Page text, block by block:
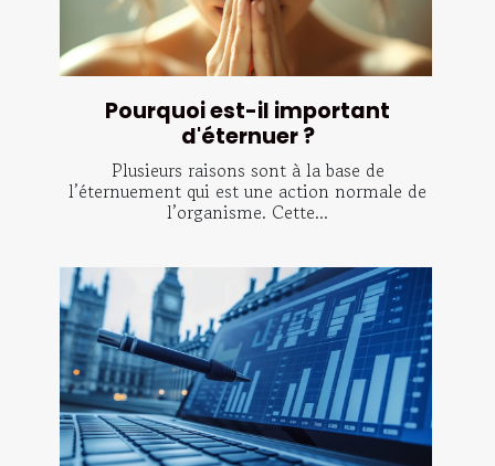
Pourquoi est-il important
d'éternuer ?
Plusieurs raisons sont à la base de
l’éternuement qui est une action normale de
l’organisme. Cette...